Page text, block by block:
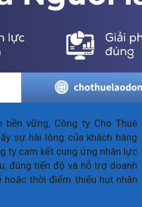
vững, Công ty Cho Thuê
sự hài lòng của khách hàng
ty cam kết cung ứng nhân lực
đúng tiến độ và hỗ trợ doanh
hoặc thời điểm thiếu hụt nhân